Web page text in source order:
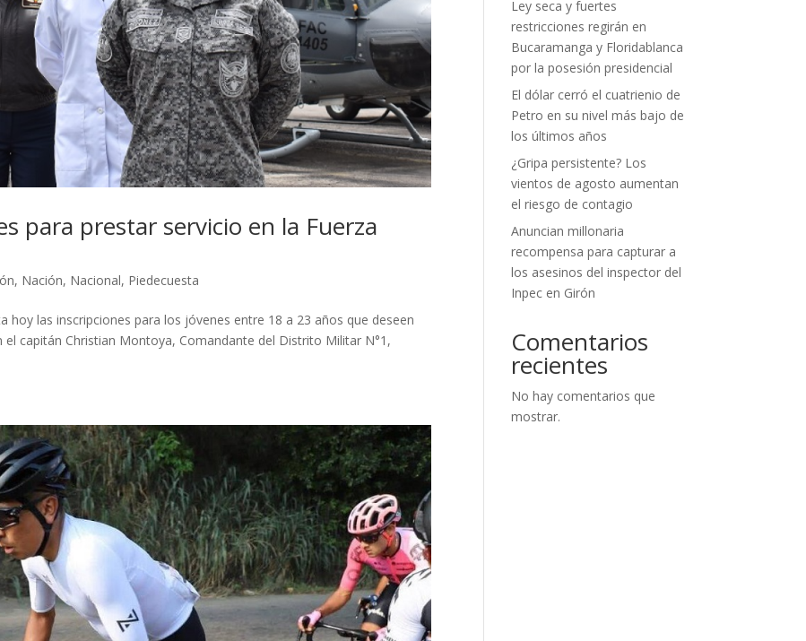
para prestar servicio en la Fuerza
, Nación, Nacional, Piedecuesta
hoy las inscripciones para los jóvenes entre 18 a 23 años que deseen
capitán Christian Montoya, Comandante del Distrito Militar N°1,
Ley seca y fuertes
restricciones regirán en
Bucaramanga y Floridablanca
por la posesión presidencial
El dólar cerró el cuatrienio de
Petro en su nivel más bajo de
los últimos años
¿Gripa persistente? Los
vientos de agosto aumentan
el riesgo de contagio
Anuncian millonaria
recompensa para capturar a
los asesinos del inspector del
Inpec en Girón
Comentarios
recientes
No hay comentarios que
mostrar.